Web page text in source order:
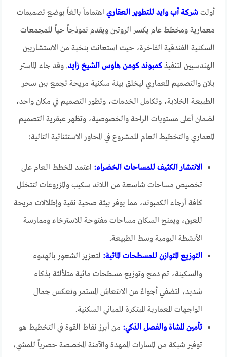
أولتشركة أب وايد للتطوير العقاري اهتماماً بالغاً بوضع تصميمات
معمارية ومخطط عام يكسر الروتين ويقدم نموذجاً حياً للمجمعات
السكنية الفندقية الفاخرة، حيث استعانت بنخبة من الاستشاريين
الهندسيين لتنفيذكمبوند كومن هاوس الشيخ زايد. وقد جاء الماستر
بلان والتصميم المعماري ليخلق بيئة سكنية مريحة تجمع بين سحر
الطبيعة الخلابة، وتكامل الخدمات، وتطور التصميم في مكان واحد،
لضمان أعلى مستويات الراحة والخصوصية، وتظهر عبقرية التصميم
المعماري والتخطيط العام للمشروع في المحاور الاستثنائية التالية:
الانتشار الكثيف للمساحات الخضراء: اعتمد المخطط العام على
تخصيص مساحات شاسعة من اللاند سكيب والمزروعات لتتخلل
كافة أرجاء الكمبوند، مما يوفر بيئة صحية نقية وإطلالات مريحة
للعين، ويمنح السكان مساحات مفتوحة للاسترخاء وممارسة
الأنشطة اليومية وسط الطبيعة.
التوزيع المتوازن للمسطحات المائية: لتعزيز الشعور بالهدوء
والسكينة، تم دمج وتوزيع مسطحات مائية متلألئة بذكاء
شديد، لتضفي أجواءً من الانتعاش المستمر وتعكس جمال
الواجهات المعمارية المبتكرة للمباني السكنية.
تأمين المشاة والفصل الذكي: من أبرز نقاط القوة في التخطيط هو
توفير شبكة من المسارات الممهدة والآمنة المخصصة حصرياً للمشي،